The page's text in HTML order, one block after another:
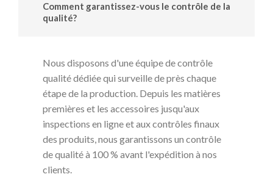
Comment garantissez-vous le contrôle de la
qualité?
Nous disposons d'une équipe de contrôle
qualité dédiée qui surveille de près chaque
étape de la production. Depuis les matières
premières et les accessoires jusqu'aux
inspections en ligne et aux contrôles finaux
des produits, nous garantissons un contrôle
de qualité à 100 % avant l'expédition à nos
clients.